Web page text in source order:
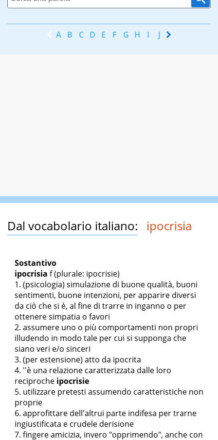
A B C D E F G H I J K
Dal vocabolario italiano: ipocrisia
Sostantivo
ipocrisia f(plurale: ipocrisie)
(psicologia) simulazione di buone qualità, buoni
sentimenti, buone intenzioni, per apparire diversi
da ciò che si è, al fine di trarre in inganno o per
ottenere simpatia o favori
assumere uno o più comportamenti non propri
illudendo in modo tale per cui si supponga che
siano veri e/o sinceri
(per estensione) atto da ipocrita
''è una relazione caratterizzata dalle loro
reciproche ipocrisie
utilizzare pretesti assumendo caratteristiche non
proprie
approfittare dell'altrui parte indifesa per trarne
ingiustificata e crudele derisione
fingere amicizia, invero "opprimendo", anche con